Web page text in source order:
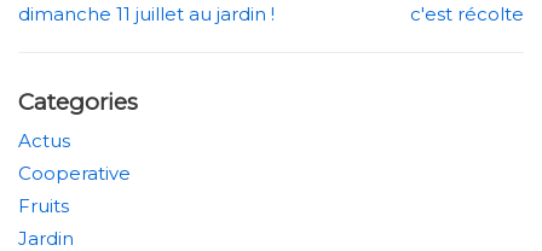
dimanche 11 juillet au jardin !
c'est récolte
Categories
Actus
Cooperative
Fruits
Jardin